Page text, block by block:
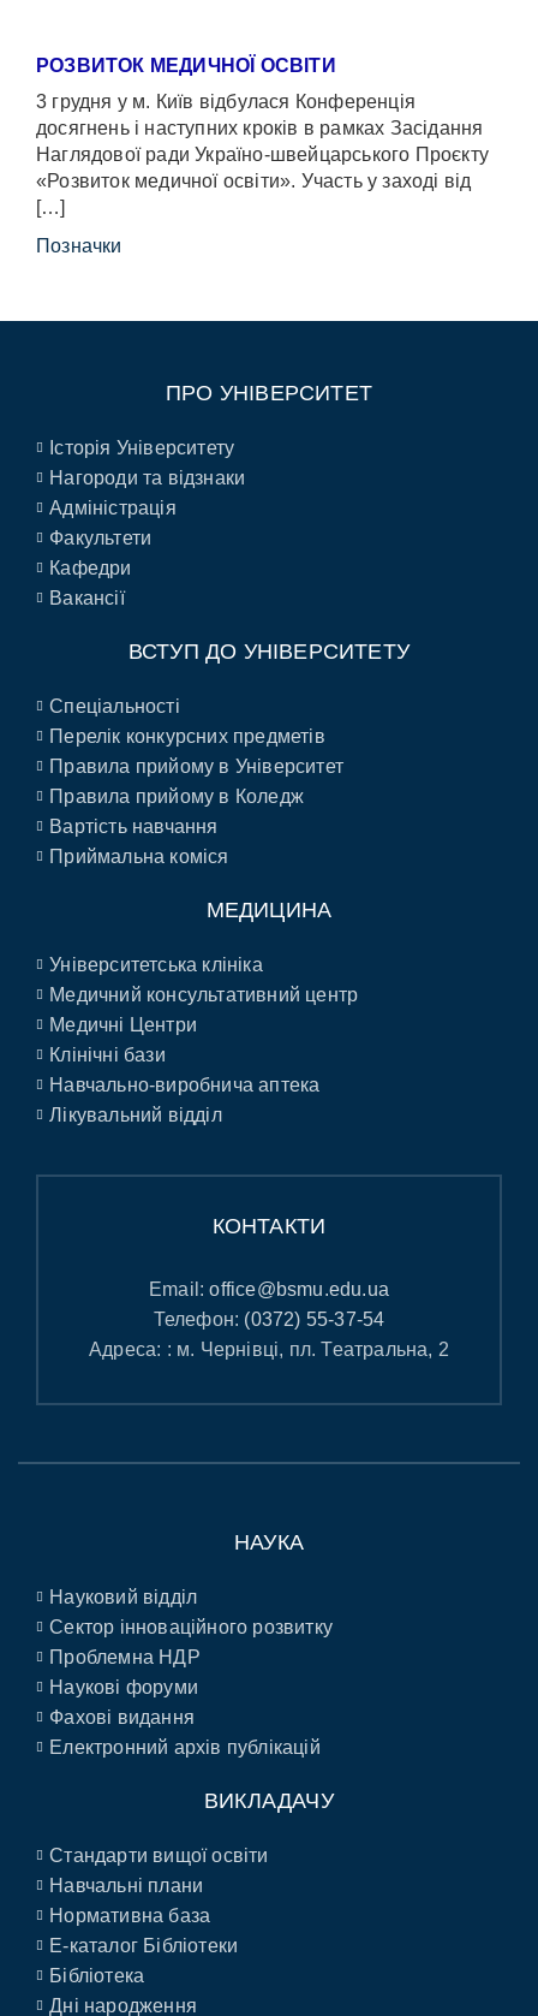
РОЗВИТОК МЕДИЧНОЇ ОСВІТИ
3 грудня у м. Київ відбулася Конференція
досягнень і наступних кроків в рамках Засідання
Наглядової ради Україно-швейцарського Проєкту
«Розвиток медичної освіти». Участь у заході від
[…]
Позначки
ПРО УНІВЕРСИТЕТ
Історія Університету
Нагороди та відзнаки
Адміністрація
Факультети
Кафедри
Вакансії
ВСТУП ДО УНІВЕРСИТЕТУ
Спеціальності
Перелік конкурсних предметів
Правила прийому в Університет
Правила прийому в Коледж
Вартість навчання
Приймальна коміся
МЕДИЦИНА
Університетська клініка
Медичний консультативний центр
Медичні Центри
Клінічні бази
Навчально-виробнича аптека
Лікувальний відділ
КОНТАКТИ
Email:office@bsmu.edu.ua
Телефон: (0372) 55-37-54
Адреса: : м. Чернівці, пл. Театральна, 2
НАУКА
Науковий відділ
Сектор інноваційного розвитку
Проблемна НДР
Наукові форуми
Фахові видання
Електронний архів публікацій
ВИКЛАДАЧУ
Стандарти вищої освіти
Навчальні плани
Нормативна база
E-каталог Бібліотеки
Бібліотека
Дні народження